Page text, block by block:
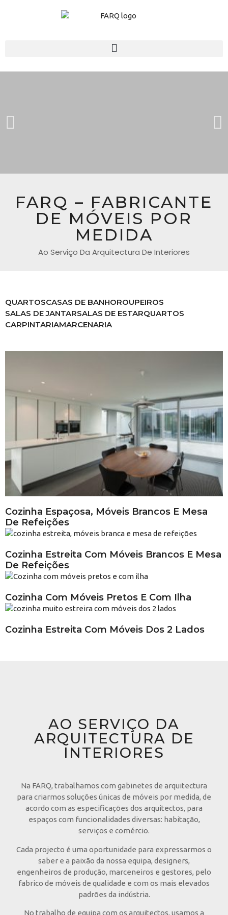
FARQ – FABRICANTE
DE MÓVEIS POR
MEDIDA
Ao Serviço Da Arquitectura De Interiores
QUARTOSCASAS DE BANHOROUPEIROS
SALAS DE JANTARSALAS DE ESTARQUARTOS
CARPINTARIAMARCENARIA
Cozinha Espaçosa, Móveis Brancos E Mesa
De Refeições
Cozinha Estreita Com Móveis Brancos E Mesa
De Refeições
Cozinha Com Móveis Pretos E Com Ilha
Cozinha Estreita Com Móveis Dos 2 Lados
AO SERVIÇO DA
ARQUITECTURA DE
INTERIORES
Na FARQ, trabalhamos com gabinetes de arquitectura
para criarmos soluções únicas de móveis por medida, de
acordo com as especificações dos arquitectos, para
espaços com funcionalidades diversas: habitação,
serviços e comércio.
Cada projecto é uma oportunidade para expressarmos o
saber e a paixão da nossa equipa, designers,
engenheiros de produção, marceneiros e gestores, pelo
fabrico de móveis de qualidade e com os mais elevados
padrões da indústria.
No trabalho de equipa com os arquitectos, usamos a